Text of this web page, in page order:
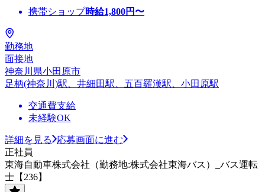
携帯ショップ時給1,800円〜
勤務地
面接地
神奈川県小田原市
足柄(神奈川)駅、井細田駅、五百羅漢駅、小田原駅
交通費支給
未経験OK
詳細を見る
応募画面に進む
正社員
東海自動車株式会社（勤務地:株式会社東海バス）_バス運転
士【236】